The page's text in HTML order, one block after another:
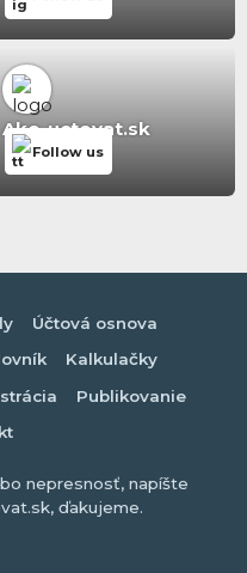
Ako-uctovat.sk
Follow us
Účtová osnova
Kalkulačky
Publikovanie
nepresnosť, napíšte
ďakujeme.